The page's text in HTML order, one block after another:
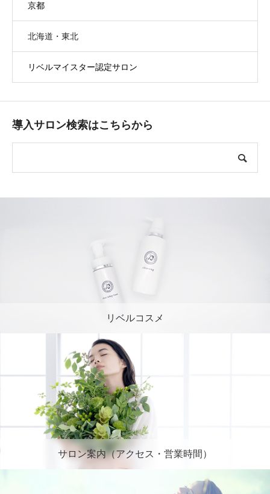
京都
北海道・東北
リベルマイスター認定サロン
導入サロン検索はこちらから
リベルコスメ
サロン案内（アクセス・営業時間）